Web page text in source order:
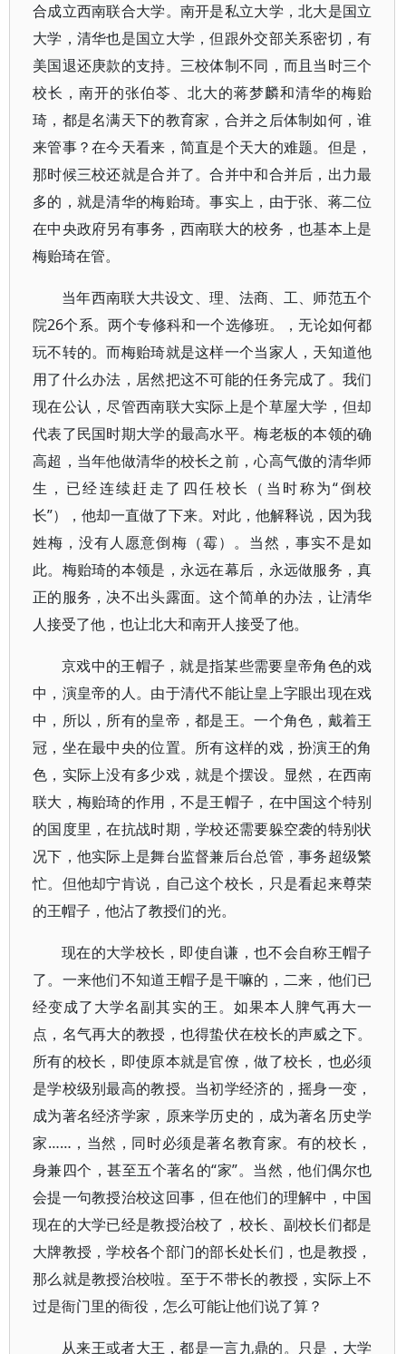
合成立西南联合大学。南开是私立大学，北大是国立
大学，清华也是国立大学，但跟外交部关系密切，有
美国退还庚款的支持。三校体制不同，而且当时三个
校长，南开的张伯苓、北大的蒋梦麟和清华的梅贻
琦，都是名满天下的教育家，合并之后体制如何，谁
来管事？在今天看来，简直是个天大的难题。但是，
那时候三校还就是合并了。合并中和合并后，出力最
多的，就是清华的梅贻琦。事实上，由于张、蒋二位
在中央政府另有事务，西南联大的校务，也基本上是
梅贻琦在管。
当年西南联大共设文、理、法商、工、师范五个
院26个系。两个专修科和一个选修班。，无论如何都
玩不转的。而梅贻琦就是这样一个当家人，天知道他
用了什么办法，居然把这不可能的任务完成了。我们
现在公认，尽管西南联大实际上是个草屋大学，但却
代表了民国时期大学的最高水平。梅老板的本领的确
高超，当年他做清华的校长之前，心高气傲的清华师
生，已经连续赶走了四任校长（当时称为“倒校
长”），他却一直做了下来。对此，他解释说，因为我
姓梅，没有人愿意倒梅（霉）。当然，事实不是如
此。梅贻琦的本领是，永远在幕后，永远做服务，真
正的服务，决不出头露面。这个简单的办法，让清华
人接受了他，也让北大和南开人接受了他。
京戏中的王帽子，就是指某些需要皇帝角色的戏
中，演皇帝的人。由于清代不能让皇上字眼出现在戏
中，所以，所有的皇帝，都是王。一个角色，戴着王
冠，坐在最中央的位置。所有这样的戏，扮演王的角
色，实际上没有多少戏，就是个摆设。显然，在西南
联大，梅贻琦的作用，不是王帽子，在中国这个特别
的国度里，在抗战时期，学校还需要躲空袭的特别状
况下，他实际上是舞台监督兼后台总管，事务超级繁
忙。但他却宁肯说，自己这个校长，只是看起来尊荣
的王帽子，他沾了教授们的光。
现在的大学校长，即使自谦，也不会自称王帽子
了。一来他们不知道王帽子是干嘛的，二来，他们已
经变成了大学名副其实的王。如果本人脾气再大一
点，名气再大的教授，也得蛰伏在校长的声威之下。
所有的校长，即使原本就是官僚，做了校长，也必须
是学校级别最高的教授。当初学经济的，摇身一变，
成为著名经济学家，原来学历史的，成为著名历史学
家……，当然，同时必须是著名教育家。有的校长，
身兼四个，甚至五个著名的“家”。当然，他们偶尔也
会提一句教授治校这回事，但在他们的理解中，中国
现在的大学已经是教授治校了，校长、副校长们都是
大牌教授，学校各个部门的部长处长们，也是教授，
那么就是教授治校啦。至于不带长的教授，实际上不
过是衙门里的衙役，怎么可能让他们说了算？
从来王或者大王，都是一言九鼎的。只是，大学